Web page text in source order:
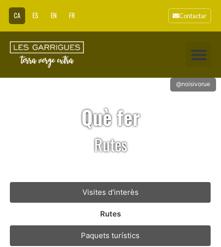
CA ES EN FR Contactar
@noisivorue
Què fer
Rutes
Visites d’interès
Rutes
Paquets turístics